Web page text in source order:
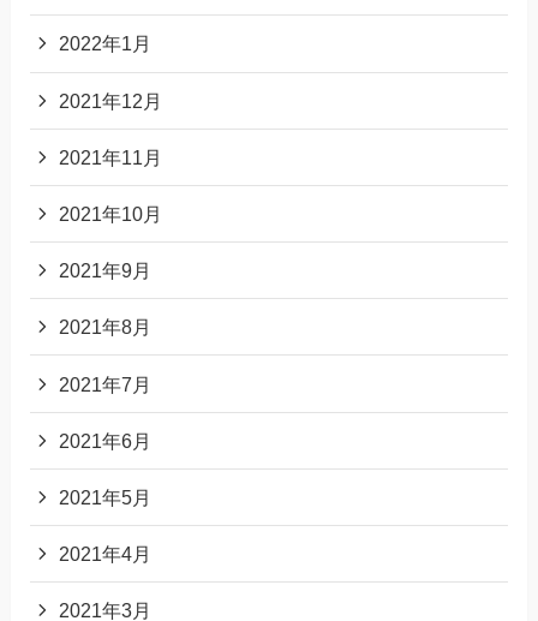
2022年1月
2021年12月
2021年11月
2021年10月
2021年9月
2021年8月
2021年7月
2021年6月
2021年5月
2021年4月
2021年3月